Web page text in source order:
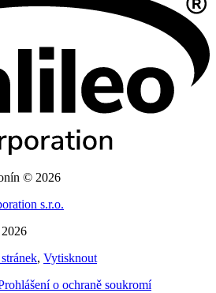
© 2026
s.r.o.
, Vytisknout
o ochraně soukromí